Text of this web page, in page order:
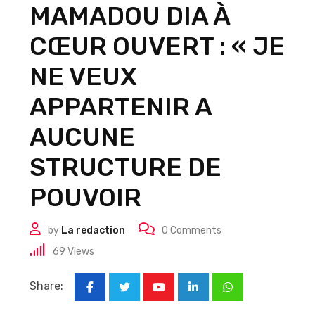
MAMADOU DIA À
CŒUR OUVERT : « JE
NE VEUX
APPARTENIR A
AUCUNE
STRUCTURE DE
POUVOIR
by La redaction 0 Comments
69 Views
Share:
LinkedInWhatsapp